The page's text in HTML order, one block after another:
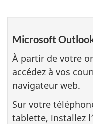
Microsoft
À partir de votre
accédez à vos
navigateur web.
Sur votre
tablette, installez